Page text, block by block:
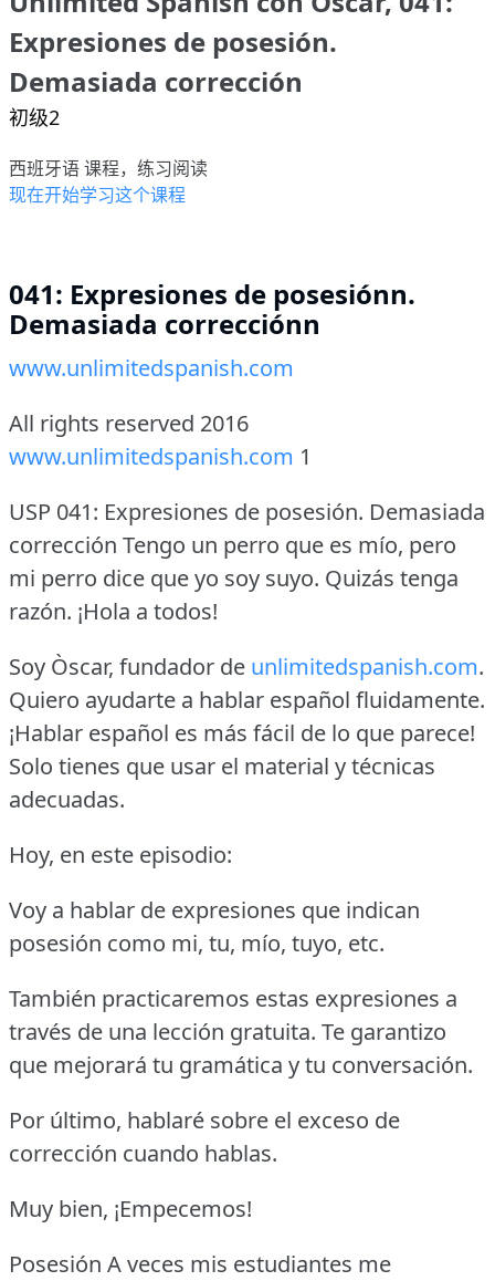
Expresiones de posesión.
Demasiada corrección
初级2
西班牙语 课程，练习阅读
现在开始学习这个课程
041: Expresiones de posesiónn.
Demasiada correcciónn
www.unlimitedspanish.com
All rights reserved 2016
www.unlimitedspanish.com 1
USP 041: Expresiones de posesión. Demasiada
corrección Tengo un perro que es mío, pero
mi perro dice que yo soy suyo. Quizás tenga
razón. ¡Hola a todos!
Soy Òscar, fundador de unlimitedspanish.com.
Quiero ayudarte a hablar español fluidamente.
¡Hablar español es más fácil de lo que parece!
Solo tienes que usar el material y técnicas
adecuadas.
Hoy, en este episodio:
Voy a hablar de expresiones que indican
posesión como mi, tu, mío, tuyo, etc.
También practicaremos estas expresiones a
través de una lección gratuita. Te garantizo
que mejorará tu gramática y tu conversación.
Por último, hablaré sobre el exceso de
corrección cuando hablas.
Muy bien, ¡Empecemos!
Posesión A veces mis estudiantes me